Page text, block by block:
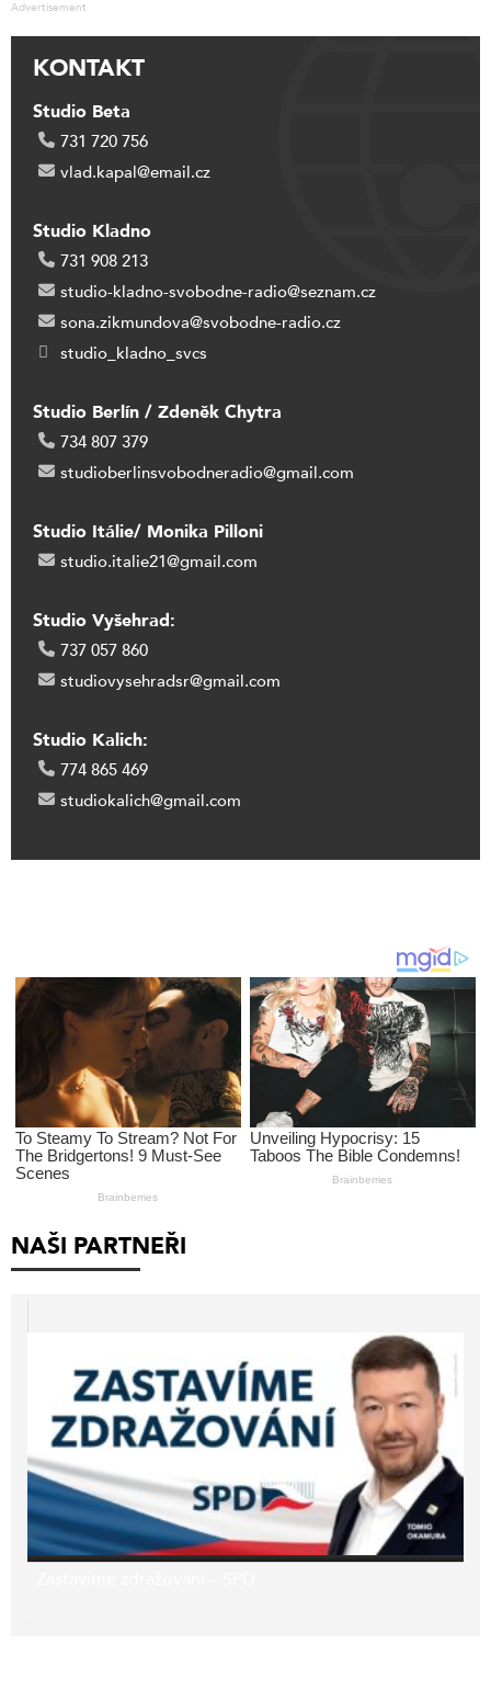
Advertisement
KONTAKT
Studio Beta
731 720 756
vlad.kapal@email.cz
Studio Kladno
731 908 213
studio-kladno-svobodne-radio@seznam.cz
sona.zikmundova@svobodne-radio.cz
studio_kladno_svcs
Studio Berlín / Zdeněk Chytra
734 807 379
studioberlinsvobodneradio@gmail.com
Studio Itálie/ Monika Pilloni
studio.italie21@gmail.com
Studio Vyšehrad:
737 057 860
studiovysehradsr@gmail.com
Studio Kalich:
774 865 469
studiokalich@gmail.com
NAŠI PARTNEŘI